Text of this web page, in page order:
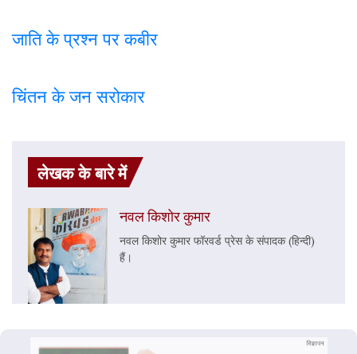
जाति के प्रश्न पर कबीर
चिंतन के जन सरोकार
लेखक के बारे में
नवल किशोर कुमार
नवल किशोर कुमार फॉरवर्ड प्रेस के संपादक (हिन्दी)
हैं।